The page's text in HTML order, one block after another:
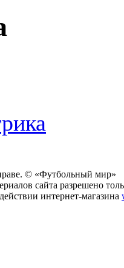
© «Футбольный мир»
сайта разрешено
интернет-магазина